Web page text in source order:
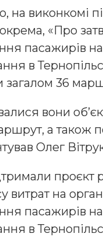
на виконкомі
«Про
пасажирів
в
загалом 36
вони
а також
Олег
витрат на
пасажирів
в